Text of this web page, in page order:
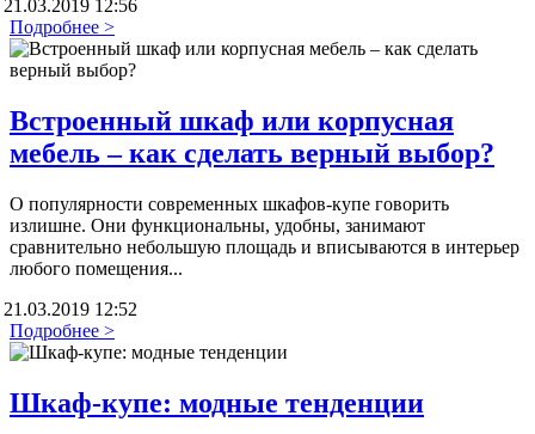
21.03.2019 12:56
Подробнее >
Встроенный шкаф или корпусная
мебель – как сделать верный выбор?
О популярности современных шкафов-купе говорить
излишне. Они функциональны, удобны, занимают
сравнительно небольшую площадь и вписываются в интерьер
любого помещения...
21.03.2019 12:52
Подробнее >
Шкаф-купе: модные тенденции